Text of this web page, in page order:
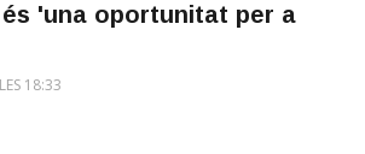
'una oportunitat per a
18:33